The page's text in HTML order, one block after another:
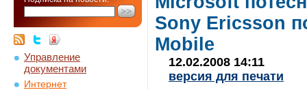
Управление
документами
Интернет
Sony Ericsson
Mobile
12.02.2008 14:11
версия для печати